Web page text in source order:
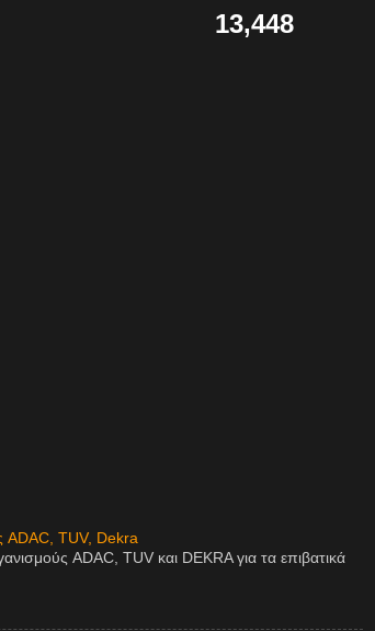
13,448
ADAC, TUV, Dekra
ADAC, TUV και DEKRA για τα επιβατικά